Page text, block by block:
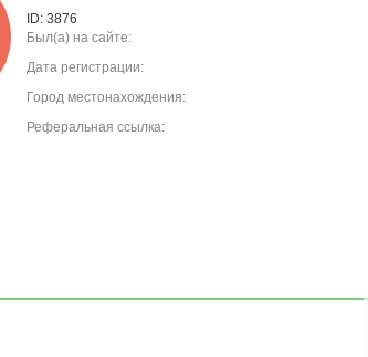
ID: 3876
Был(а) на сайте:
Дата регистрации:
Город местонахождения:
Реферальная ссылка: